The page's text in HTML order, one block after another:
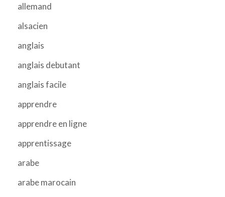
allemand
alsacien
anglais
anglais debutant
anglais facile
apprendre
apprendre en ligne
apprentissage
arabe
arabe marocain